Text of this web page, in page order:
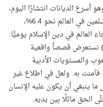
أسرع الديانات انتشارًا اليوم،
حيث تصل نسبة النمو السنوي لعدد المسلمين في العالم نحو 6.4%،
العالم في دين الإسلام يوميًّا.
نستعرض قصصاً واقعية
والمستويات الأدبية
فآمنت به. ولعل في اطلاع غير
ما ينبغي أن يكون عليه الإنسان
الحق ماثلًا بين يديه.